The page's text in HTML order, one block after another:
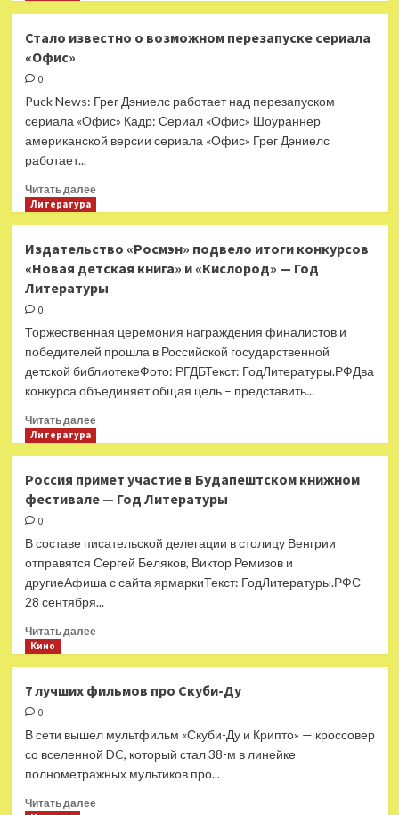
сценаристов
о
завершении
забастовки
Стало известно о возможном перезапуске сериала
«Офис»
0
Puck News: Грег Дэниелс работает над перезапуском
сериала «Офис» Кадр: Сериал «Офис» Шоураннер
американской версии сериала «Офис» Грег Дэниелс
работает...
Читать далееПрочитать
известно
о
возможном
«Офис»
Литература
Издательство «Росмэн» подвело итоги конкурсов
«Новая детская книга» и «Кислород» — Год
Литературы
0
Торжественная церемония награждения финалистов и
победителей прошла в Российской государственной
детской библиотекеФото: РГДБТекст: ГодЛитературы.РФДва
конкурса объединяет общая цель – представить...
Читать далееПрочитать
«Росмэн»
подвело
детская
книга»
и
—
Год
Литературы
Литература
Россия примет участие в Будапештском книжном
фестивале — Год Литературы
0
В составе писательской делегации в столицу Венгрии
отправятся Сергей Беляков, Виктор Ремизов и
другиеАфиша с сайта ярмаркиТекст: ГодЛитературы.РФС
28 сентября...
Читать далееПрочитать
примет
в
Будапештском
книжном
фестивале
Кино
7 лучших фильмов про Скуби-Ду
0
В сети вышел мультфильм «Скуби-Ду и Крипто» — кроссовер
со вселенной DC, который стал 38-м в линейке
полнометражных мультиков про...
Читать далееПрочитать